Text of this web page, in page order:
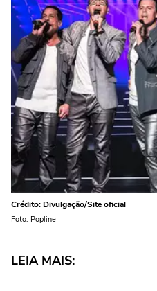
Crédito: Divulgação/Site oficial
Foto: Popline
LEIA MAIS: